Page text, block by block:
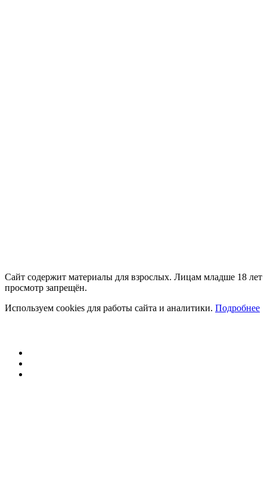
Сайт содержит материалы для взрослых. Лицам младше 18 лет
просмотр запрещён.
Используем cookies для работы сайта и аналитики. Подробнее